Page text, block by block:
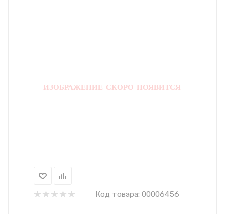
Код товара: 00006456